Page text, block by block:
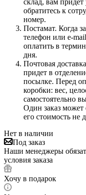
обратитесь к
номер.
Постамат. Когда
телефон или e-
оплатить в
дня.
Почтовая
придет в
посылке. Перед
коробки: вес,
самостоятельно
Один заказ может
его стоимость не
Нет в наличии
Под заказ
Наши менеджеры
условия заказа
Хочу в подарок